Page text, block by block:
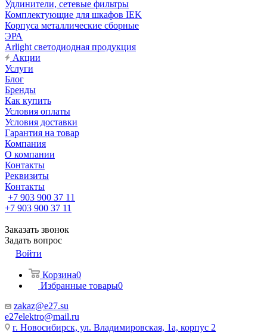
Удлинители, сетевые фильтры
Комплектующие для шкафов IEK
Корпуса металлические сборные
ЭРА
Arlight светодиодная продукция
Акции
Услуги
Блог
Бренды
Как купить
Условия оплаты
Условия доставки
Гарантия на товар
Компания
О компании
Контакты
Реквизиты
Контакты
+7 903 900 37 11
+7 903 900 37 11
Заказать звонок
Задать вопрос
Войти
Корзина0
Избранные товары0
zakaz@e27.su
e27elektro@mail.ru
г. Новосибирск, ул. Владимировская, 1а, корпус 2